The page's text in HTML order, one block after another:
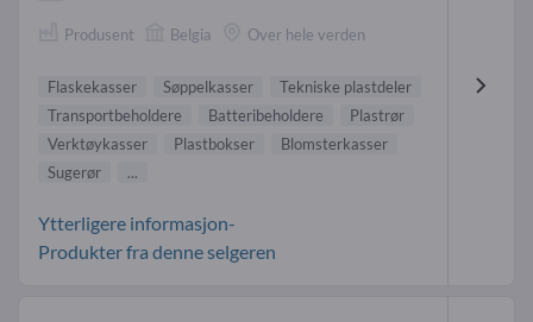
Produsent Belgia Over hele verden
Flaskekasser Søppelkasser
Tekniske plastdeler
Transportbeholdere
Batteribeholdere
Plastrør
Verktøykasser
Plastbokser
Blomsterkasser
Sugerør
...
Ytterligere informasjon-
Produkter fra denne selgeren